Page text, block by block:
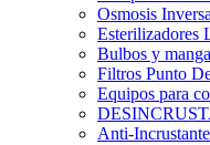
Osmosis
Esterilizadores
Bulbos y
Filtros Punto
Equipos para
Anti-